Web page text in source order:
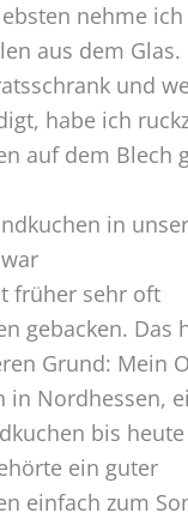
nehme ich
aus dem Glas.
und
habe ich
auf dem Blech
in
früher sehr oft
gebacken. Das
Grund: Mein
in Nordhessen,
bis
ein guter
einfach zum